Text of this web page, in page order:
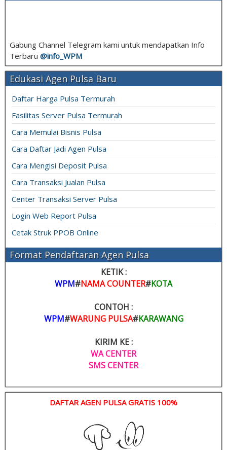
Gabung Channel Telegram kami untuk mendapatkan Info
Terbaru @info_ WPM
Edukasi Agen Pulsa Baru
Daftar Harga Pulsa Termurah
Fasilitas Server Pulsa Termurah
Cara Memulai Bisnis Pulsa
Cara Daftar Jadi Agen Pulsa
Cara Mengisi Deposit Pulsa
Cara Transaksi Jualan Pulsa
Center Transaksi Server Pulsa
Login Web Report Pulsa
Cetak Struk PPOB Online
Format Pendaftaran Agen Pulsa
KETIK :
WPM#NAMA COUNTER#KOTA
CONTOH :
WPM#WARUNG PULSA#KARAWANG
KIRIM KE :
WA CENTER
SMS CENTER
DAFTAR AGEN PULSA GRATIS 100%